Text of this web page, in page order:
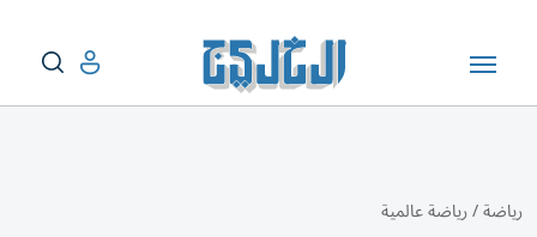
رياضة/رياضة عالمية